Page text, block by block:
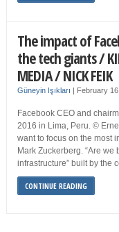
The impact of
the tech giants /
MEDIA / NICK FEIK
Güneyin Işıkları | February
Facebook CEO and
2016 in Lima, Peru. ©
want to focus on the most
Mark Zuckerberg. “Are we
infrastructure” built by the
CONTINUE READING